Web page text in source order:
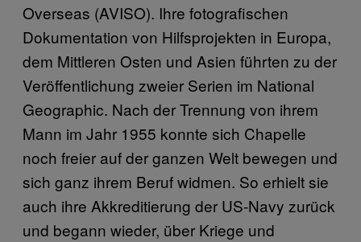
Overseas (AVISO). Ihre fotografischen
Dokumentation von Hilfsprojekten in Europa,
dem Mittleren Osten und Asien führten zu der
Veröffentlichung zweier Serien im National
Geographic. Nach der Trennung von ihrem
Mann im Jahr 1955 konnte sich Chapelle
noch freier auf der ganzen Welt bewegen und
sich ganz ihrem Beruf widmen. So erhielt sie
auch ihre Akkreditierung der US-Navy zurück
und begann wieder, über Kriege und